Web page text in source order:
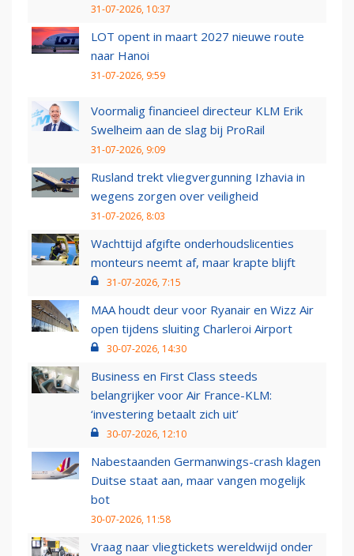
31-07-2026, 10:37
LOT opent in maart 2027 nieuwe route
naar Hanoi
31-07-2026, 9:59
Voormalig financieel directeur KLM Erik
Swelheim aan de slag bij ProRail
31-07-2026, 9:09
Rusland trekt vliegvergunning Izhavia in
wegens zorgen over veiligheid
31-07-2026, 8:03
Wachttijd afgifte onderhoudslicenties
monteurs neemt af, maar krapte blijft
31-07-2026, 7:15
MAA houdt deur voor Ryanair en Wizz Air
open tijdens sluiting Charleroi Airport
30-07-2026, 14:30
Business en First Class steeds
belangrijker voor Air France-KLM:
‘investering betaalt zich uit’
30-07-2026, 12:10
Nabestaanden Germanwings-crash klagen
Duitse staat aan, maar vangen mogelijk
bot
30-07-2026, 11:58
Vraag naar vliegtickets wereldwijd onder